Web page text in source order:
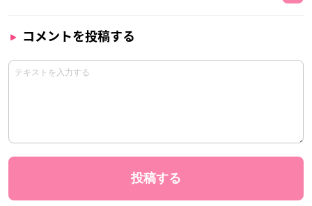
コメントを投稿する